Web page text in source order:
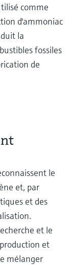
comme
d'ammoniac
la
fossiles
de
le
et, par
et des
et le
et
mélanger